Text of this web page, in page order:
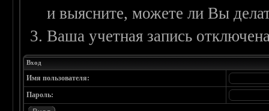
и выясните, можете ли Вы
Ваша учетная запись
Вход
Имя пользователя:
Пароль: